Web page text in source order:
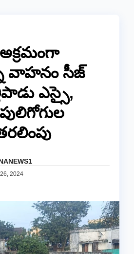
అక్రమంగా
వాహనం సీజ్
ఎస్సై,
పులిగోగుల
2024